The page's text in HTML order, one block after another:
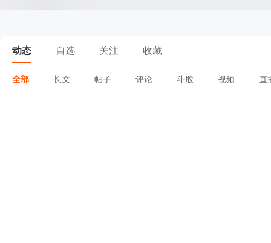
动态 自选 关注 收藏
全部 长文 帖子 评论 斗股 视频 直